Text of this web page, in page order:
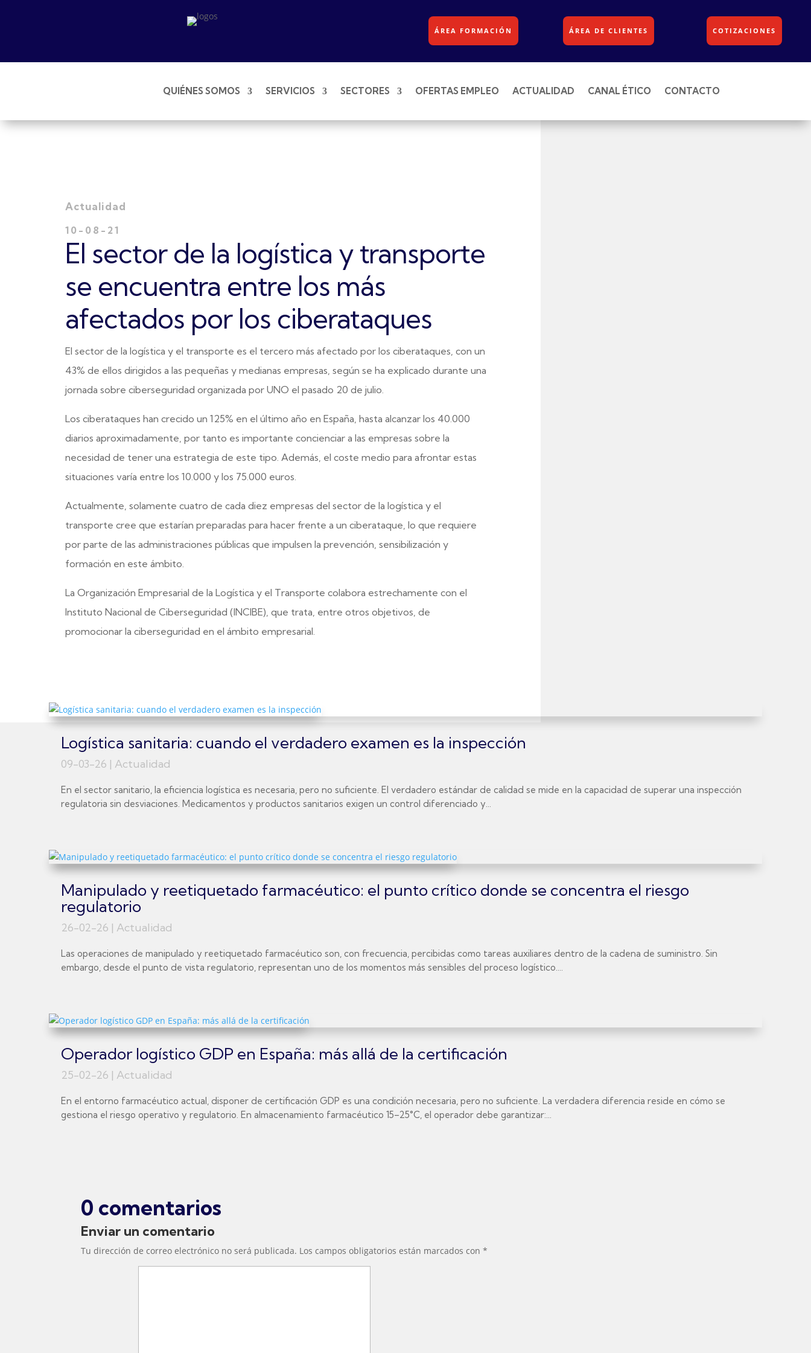
ÁREA FORMACIÓN ÁREA DE CLIENTES COTIZACIONES
QUIÉNES SOMOS SERVICIOS SECTORES OFERTAS EMPLEO ACTUALIDAD CANAL ÉTICO CONTACTO
Actualidad
10-08-21
El sector de la logística y transporte
se encuentra entre los más
afectados por los ciberataques
El sector de la logística y el transporte es el tercero más afectado por los ciberataques, con un
43% de ellos dirigidos a las pequeñas y medianas empresas, según se ha explicado durante una
jornada sobre ciberseguridad organizada por UNO el pasado 20 de julio.
Los ciberataques han crecido un 125% en el último año en España, hasta alcanzar los 40.000
diarios aproximadamente, por tanto es importante concienciar a las empresas sobre la
necesidad de tener una estrategia de este tipo. Además, el coste medio para afrontar estas
situaciones varía entre los 10.000 y los 75.000 euros.
Actualmente, solamente cuatro de cada diez empresas del sector de la logística y el
transporte cree que estarían preparadas para hacer frente a un ciberataque, lo que requiere
por parte de las administraciones públicas que impulsen la prevención, sensibilización y
formación en este ámbito.
La Organización Empresarial de la Logística y el Transporte colabora estrechamente con el
Instituto Nacional de Ciberseguridad (INCIBE), que trata, entre otros objetivos, de
promocionar la ciberseguridad en el ámbito empresarial.
Logística sanitaria: cuando el verdadero examen es la inspección
09-03-26 | Actualidad
En el sector sanitario, la eficiencia logística es necesaria, pero no suficiente. El verdadero estándar de calidad se mide en la capacidad de superar una inspección
regulatoria sin desviaciones. Medicamentos y productos sanitarios exigen un control diferenciado y...
Manipulado y reetiquetado farmacéutico: el punto crítico donde se concentra el riesgo
regulatorio
26-02-26 | Actualidad
Las operaciones de manipulado y reetiquetado farmacéutico son, con frecuencia, percibidas como tareas auxiliares dentro de la cadena de suministro. Sin
embargo, desde el punto de vista regulatorio, representan uno de los momentos más sensibles del proceso logístico....
Operador logístico GDP en España: más allá de la certificación
25-02-26 | Actualidad
En el entorno farmacéutico actual, disponer de certificación GDP es una condición necesaria, pero no suficiente. La verdadera diferencia reside en cómo se
gestiona el riesgo operativo y regulatorio. En almacenamiento farmacéutico 15–25°C, el operador debe garantizar:...
0 comentarios
Enviar un comentario
Tu dirección de correo electrónico no será publicada. Los campos obligatorios están marcados con*